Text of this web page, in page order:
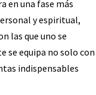
en una fase más
y espiritual,
las que uno se
se equipa no solo con
indispensables